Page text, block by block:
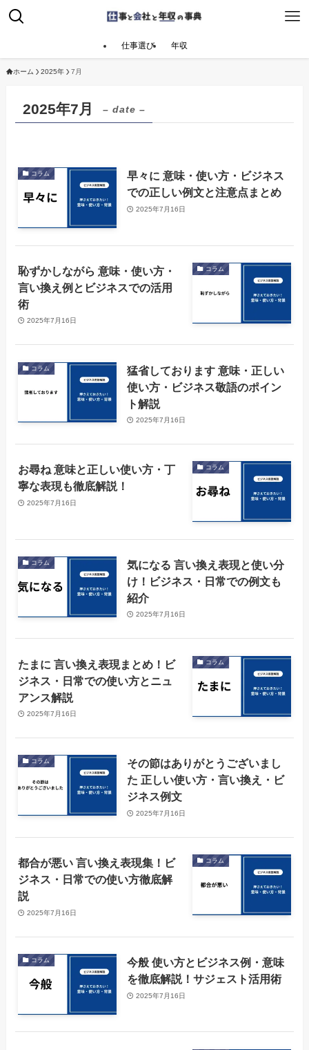
仕事選び 年収
ホーム 2025年 7月
2025年7月 – date –
コラム
早々に 意味・使い方・ビジネス
での正しい例文と注意点まとめ
2025年7月16日
コラム
恥ずかしながら 意味・使い方・
言い換え例とビジネスでの活用
術
2025年7月16日
コラム
猛省しております 意味・正しい
使い方・ビジネス敬語のポイン
ト解説
2025年7月16日
コラム
お尋ね 意味と正しい使い方・丁
寧な表現も徹底解説！
2025年7月16日
コラム
気になる 言い換え表現と使い分
け！ビジネス・日常での例文も
紹介
2025年7月16日
コラム
たまに 言い換え表現まとめ！ビ
ジネス・日常での使い方とニュ
アンス解説
2025年7月16日
コラム
その節はありがとうございまし
た 正しい使い方・言い換え・ビ
ジネス例文
2025年7月16日
コラム
都合が悪い 言い換え表現集！ビ
ジネス・日常での使い方徹底解
説
2025年7月16日
コラム
今般 使い方とビジネス例・意味
を徹底解説！サジェスト活用術
2025年7月16日